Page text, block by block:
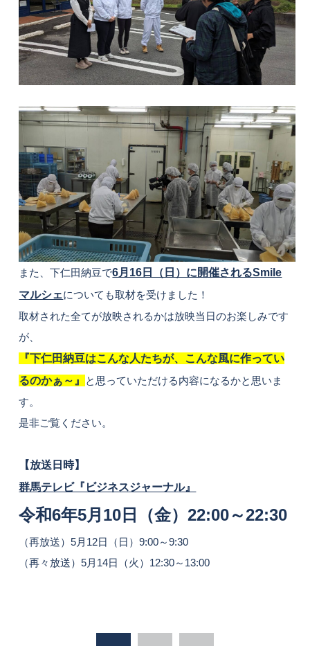
また、下仁田納豆で6月16日（日）に開催されるSmile
マルシェについても取材を受けました！
取材された全てが放映されるかは放映当日のお楽しみです
が、
『下仁田納豆はこんな人たちが、こんな風に作ってい
るのかぁ～』 と思っていただける内容になるかと思いま
す。
是非ご覧ください。
【放送日時】
群馬テレビ『ビジネスジャーナル』
令和6年5月10日（金）22:00～22:30
（再放送）5月12日（日）9:00～9:30
（再々放送）5月14日（火）12:30～13:00